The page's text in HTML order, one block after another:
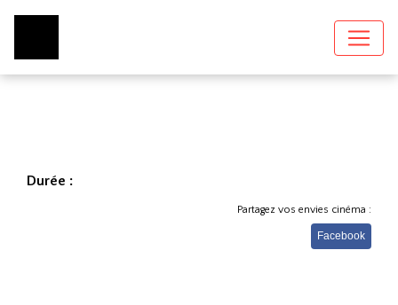
Durée :
Partagez vos envies cinéma :
Facebook